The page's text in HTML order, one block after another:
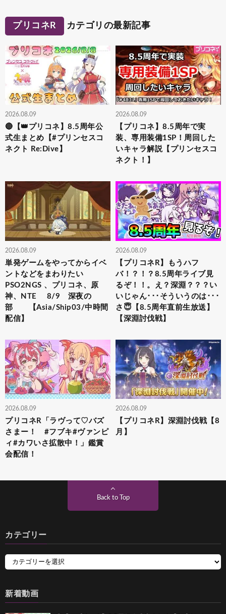
プリコネR カテゴリの最新記事
2026.08.09
🔴【👑プリコネ】8.5周年公
式生まとめ【#プリンセスコ
ネクト Re:Dive】
2026.08.09
【プリコネ】8.5周年で実
装、専用装備1SP！周回した
いキャラ解説【プリンセスコ
ネクト！】
2026.08.09
単発ゲームをやってからイベ
ントなどをまわりたい
PSO2NGS 、プリコネ、原
神、NTE 8/9 深夜の
部 【Asia/Ship03/中時間
配信】
2026.08.09
【プリコネR】もうハフ
バ！？！？8.5周年ライブ見
るぞ！！。え？深淵？？？い
いじゃん･･･そういうのは･･･
さ😇【8.5周年直前生放送】
【深淵討伐戦】
2026.08.09
プリコネR「ラヴって♡バズ
さまー！ #フブキ#ヴァンピ
ィ#カワいさ拡散中！」鑑賞
会配信！
2026.08.09
【プリコネR】深淵討伐戦【8
月】
Back to Top
カテゴリー
新着動画